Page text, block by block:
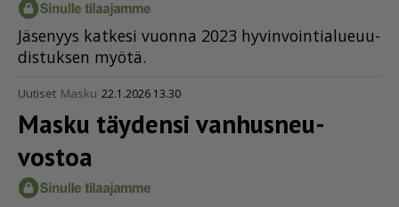
Jä­se­nyys kat­ke­si vuon­na 2023 hy­vin­voin­ti­a­lu­euu­
dis­tuk­sen myö­tä.
Uutiset Masku 22.1.2026 13.30
Masku täydensi vanhus­neu­
vostoa